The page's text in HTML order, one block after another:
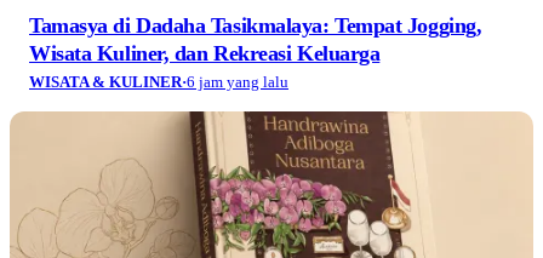
Tamasya di Dadaha Tasikmalaya: Tempat Jogging,
Wisata Kuliner, dan Rekreasi Keluarga
WISATA & KULINER·6 jam yang lalu